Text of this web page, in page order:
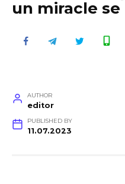
un miracle
AUTHOR
editor
PUBLISHED BY
11.07.2023